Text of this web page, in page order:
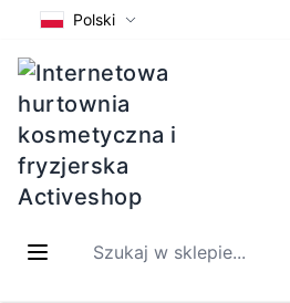
Polski
Szukaj w sklepie...